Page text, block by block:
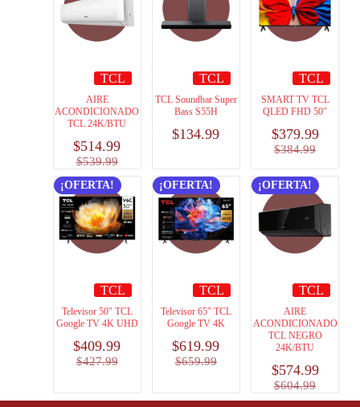
TCL
AIRE
ACONDICIONADO
TCL 24K/BTU
$539.99
$514.99
TCL
TCL Soundbar Super
Bass S55H
$134.99
TCL
SMART TV TCL
QLED FHD 50″
$384.99
$379.99
¡OFERTA!
TCL
Televisor 50″ TCL
Google TV 4K UHD
$427.99
$409.99
¡OFERTA!
TCL
Televisor 65″ TCL
Google TV 4K
$659.99
$619.99
¡OFERTA!
TCL
AIRE
ACONDICIONADO
TCL NEGRO
24K/BTU
$604.99
$574.99